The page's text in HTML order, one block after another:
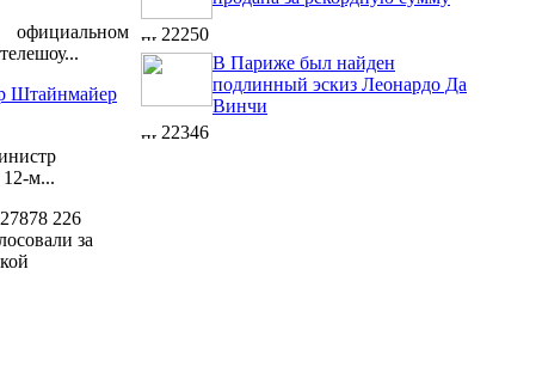
Штайнмайер
м...
27878 226
за
22250
В Париже был найден
подлинный эскиз Леонардо Да
Винчи
22346